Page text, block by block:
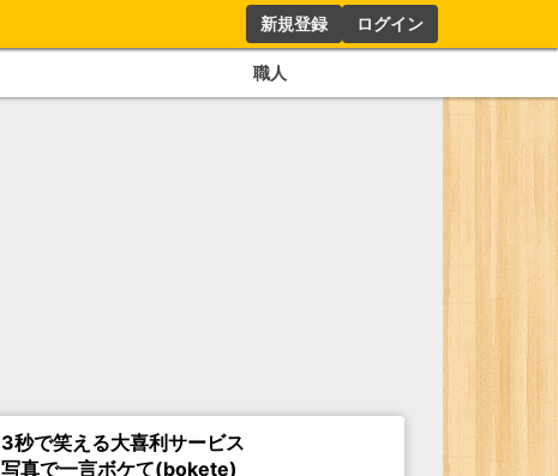
新規登録 ログイン
職人
3秒で笑える大喜利サービス
写真で一言ボケて(bokete)